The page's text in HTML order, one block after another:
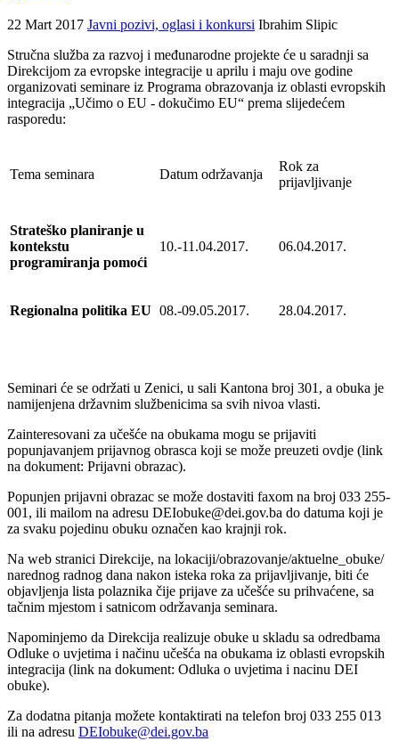
22 Mart 2017 Javni pozivi, oglasi i konkursi Ibrahim Slipic
Stručna služba za razvoj i međunarodne projekte će u saradnji sa
Direkcijom za evropske integracije u aprilu i maju ove godine
organizovati seminare iz Programa obrazovanja iz oblasti evropskih
integracija „Učimo o EU - dokučimo EU“ prema slijedećem
rasporedu:
Tema seminara Datum održavanja
Rok za
prijavljivanje
Strateško planiranje u
kontekstu
programiranja pomoći
10.-11.04.2017. 06.04.2017.
Regionalna politika EU 08.-09.05.2017. 28.04.2017.
Seminari će se održati u Zenici, u sali Kantona broj 301, a obuka je
namijenjena državnim službenicima sa svih nivoa vlasti.
Zainteresovani za učešće na obukama mogu se prijaviti
popunjavanjem prijavnog obrasca koji se može preuzeti ovdje (link
na dokument: Prijavni obrazac).
Popunjen prijavni obrazac se može dostaviti faxom na broj 033 255-
001, ili mailom na adresu DEIobuke@dei.gov.ba do datuma koji je
za svaku pojedinu obuku označen kao krajnji rok.
Na web stranici Direkcije, na lokaciji/obrazovanje/aktuelne_obuke/
narednog radnog dana nakon isteka roka za prijavljivanje, biti će
objavljenja lista polaznika čije prijave za učešće su prihvaćene, sa
tačnim mjestom i satnicom održavanja seminara.
Napominjemo da Direkcija realizuje obuke u skladu sa odredbama
Odluke o uvjetima i načinu učešća na obukama iz oblasti evropskih
integracija (link na dokument: Odluka o uvjetima i nacinu DEI
obuke).
Za dodatna pitanja možete kontaktirati na telefon broj 033 255 013
ili na adresu DEIobuke@dei.gov.ba